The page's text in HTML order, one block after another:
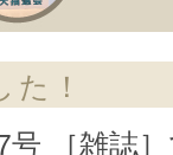
！
号 ［雑誌